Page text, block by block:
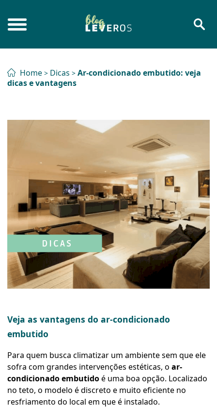
Home > Dicas > Ar-condicionado embutido: veja
dicas e vantagens
Veja as vantagens do ar-condicionado
embutido
Para quem busca climatizar um ambiente sem que ele
sofra com grandes intervenções estéticas, o ar-
condicionado embutidoé uma boa opção. Localizado
no teto, o modelo é discreto e muito eficiente no
resfriamento do local em que é instalado.